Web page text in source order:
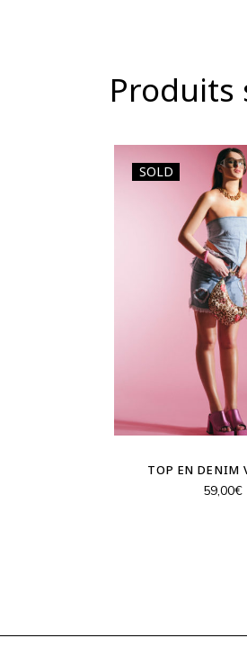
Produits
SOLD
TOP EN DENIM
59,00€